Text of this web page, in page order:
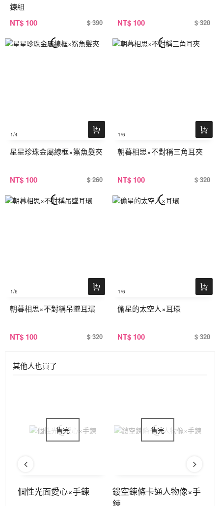
鍊組
NT$ 100 $ 390 NT$ 100 $ 320
1/4
星星珍珠金屬線框×鯊魚髮夾
NT$ 100 $ 260
1/6
朝暮相思×不對稱三角耳夾
NT$ 100 $ 320
1/6
朝暮相思×不對稱吊墜耳環
NT$ 100 $ 320
1/6
偷星的太空人×耳環
NT$ 100 $ 320
其他人也買了
個性光面愛心×手鍊
鏤空鍊條卡通人物像×手
鍊